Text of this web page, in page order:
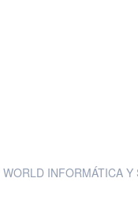
WORLD INFORMÁTICA Y